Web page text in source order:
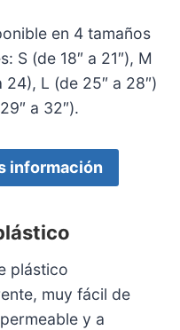
en 4 tamaños
S (de 18″ a 21″), M
24), L (de 25″ a 28″)
a 32″).
información
plástico
muy fácil de
y a